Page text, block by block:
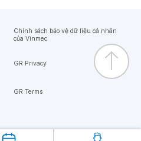
Chính sách bảo vệ dữ liệu cá nhân
của Vinmec
GR Privacy
GR Terms